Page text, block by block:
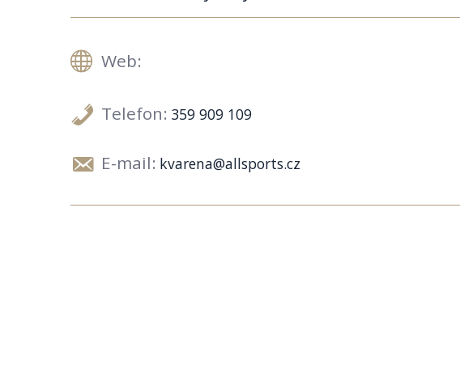
Web:
Telefon: 359 909 109
E-mail: kvarena@allsports.cz